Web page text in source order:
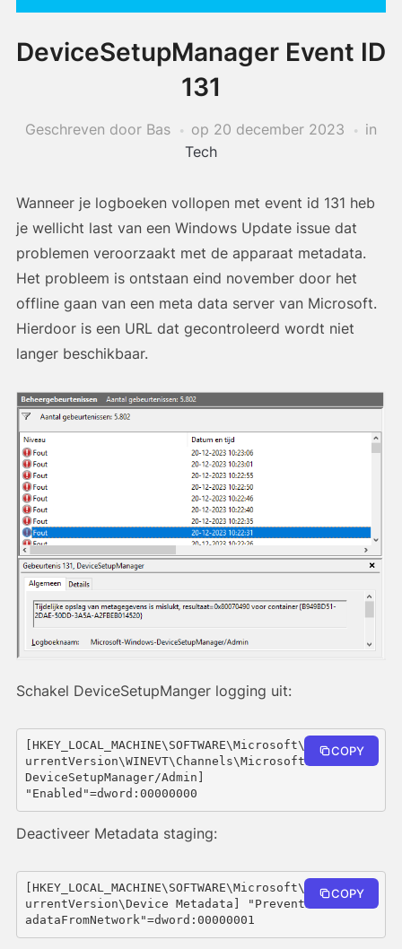
DeviceSetupManager Event ID
131
Geschreven door Bas op 20 december 2023
in
Tech
Wanneer je logboeken vollopen met event id 131 heb
je wellicht last van een Windows Update issue dat
problemen veroorzaakt met de apparaat metadata.
Het probleem is ontstaan eind november door het
offline gaan van een meta data server van Microsoft.
Hierdoor is een URL dat gecontroleerd wordt niet
langer beschikbaar.
Schakel DeviceSetupManger logging uit:
[HKEY_LOCAL_MACHINE\SOFTWARE\Microsoft\Windows\C
urrentVersion\WINEVT\Channels\Microsoft-Windows-
DeviceSetupManager/Admin]
"Enabled"=dword:00000000
COPY
Deactiveer Metadata staging:
[HKEY_LOCAL_MACHINE\SOFTWARE\Microsoft\Windows\C
urrentVersion\Device Metadata] "PreventDeviceMet
adataFromNetwork"=dword:00000001
COPY